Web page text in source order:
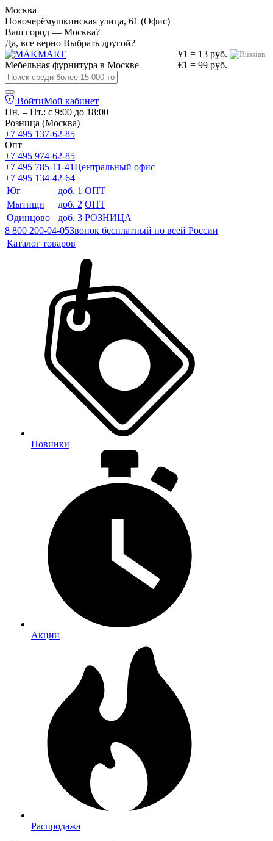
Москва
Новочерёмушкинская улица, 61 (Офис)
Ваш город — Москва?
Да, все верно Выбрать другой?
¥1 = 13 руб.
€1 = 99 руб.
Мебельная фурнитура в Москве
ВойтиМой кабинет
Пн. – Пт.: с 9:00 до 18:00
Розница (Москва)
+7 495 137-62-85
Опт
+7 495 974-62-85
+7 495 785-11-41Центральный офис
+7 495 134-42-64
Юг
доб. 1 ОПТ
Мытищи
доб. 2 ОПТ
Одинцово
доб. 3 РОЗНИЦА
8 800 200-04-05Звонок бесплатный по всей России
Каталог товаров
Новинки
Акции
Распродажа